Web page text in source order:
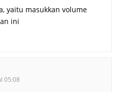
yaitu masukkan volume
ini
05:08